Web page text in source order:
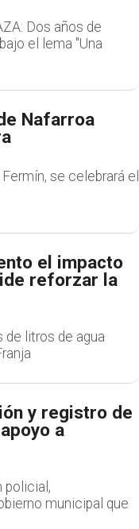
Dos años de
el lema "Una
Nafarroa
se celebrará el
el impacto
reforzar la
litros de agua
y registro de
a
policial,
municipal que